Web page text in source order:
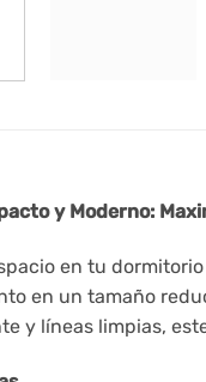
y Moderno:
en tu
en un tamaño
y líneas limpias,